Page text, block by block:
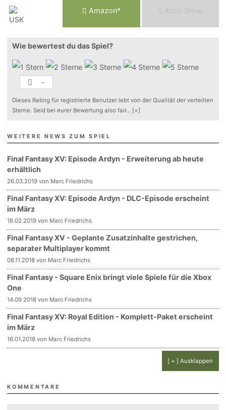
Amazon* Xbox Store
Wie bewertest du das Spiel?
-
Dieses Rating für registrierte Benutzer lebt von der Qualität der verteilten
Sterne. Seid bei eurer Bewertung also fair... [+]
WEITERE NEWS ZUM SPIEL
Final Fantasy XV: Episode Ardyn - Erweiterung ab heute
erhältlich
26.03.2019 von Marc Friedrichs
Final Fantasy XV: Episode Ardyn - DLC-Episode erscheint
im März
18.02.2019 von Marc Friedrichs
Final Fantasy XV - Geplante Zusatzinhalte gestrichen,
separater Multiplayer kommt
08.11.2018 von Marc Friedrichs
Final Fantasy - Square Enix bringt viele Spiele für die Xbox
One
14.09.2018 von Marc Friedrichs
Final Fantasy XV: Royal Edition - Komplett-Paket erscheint
im März
16.01.2018 von Marc Friedrichs
[ + ] Ausklappen
KOMMENTARE